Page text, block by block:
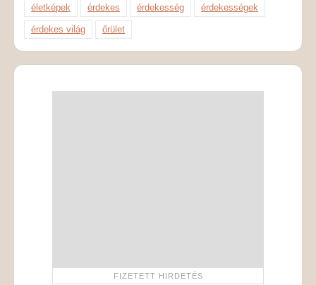
életképek érdekes érdekesség érdekességek
érdekes világ őrület